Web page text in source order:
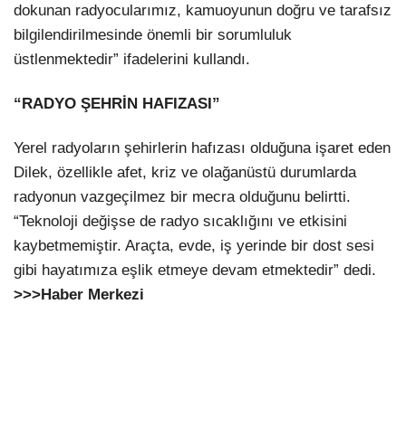
dokunan radyocularımız, kamuoyunun doğru ve tarafsız
bilgilendirilmesinde önemli bir sorumluluk
üstlenmektedir” ifadelerini kullandı.
“RADYO ŞEHRİN HAFIZASI”
Yerel radyoların şehirlerin hafızası olduğuna işaret eden
Dilek, özellikle afet, kriz ve olağanüstü durumlarda
radyonun vazgeçilmez bir mecra olduğunu belirtti.
“Teknoloji değişse de radyo sıcaklığını ve etkisini
kaybetmemiştir. Araçta, evde, iş yerinde bir dost sesi
gibi hayatımıza eşlik etmeye devam etmektedir” dedi.
>>>Haber Merkezi